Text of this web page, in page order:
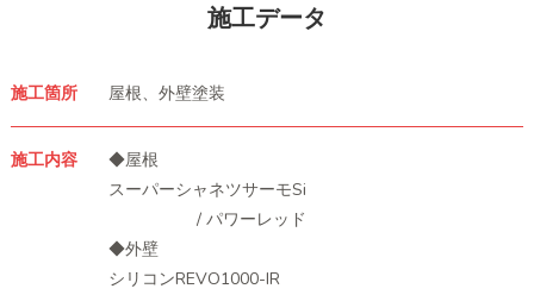
施工データ
施工箇所 屋根、外壁塗装
施工内容
◆屋根
スーパーシャネツサーモSi
/ パワーレッド
◆外壁
シリコンREVO1000-IR